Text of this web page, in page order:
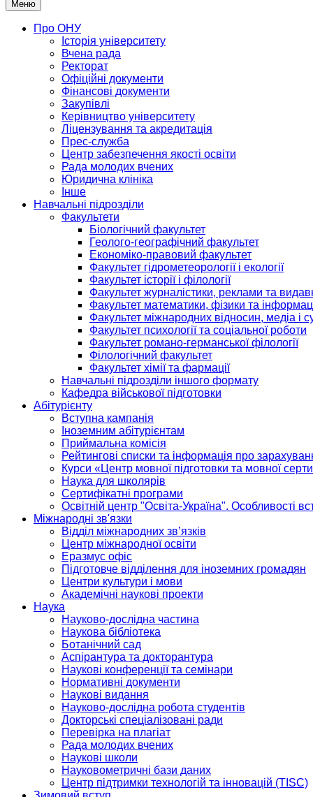
Меню
Про ОНУ
Історія університету
Вчена рада
Ректорат
Офіційні документи
Фінансові документи
Закупівлі
Керівництво університету
Ліцензування та акредитація
Прес-служба
Центр забезпечення якості освіти
Рада молодих вчених
Юридична клініка
Інше
Навчальні підрозділи
Факультети
Біологічний факультет
Геолого-географічний факультет
Економіко-правовий факультет
Факультет гідрометеорології і екології
Факультет історії і філології
Факультет журналістики, реклами та
Факультет математики, фізики та
Факультет міжнародних відносин, медіа і
Факультет психології та соціальної роботи
Факультет романо-германської філології
Філологічний факультет
Факультет хімії та фармації
Навчальні підрозділи іншого формату
Кафедра військової підготовки
Абітурієнту
Вступна кампанія
Іноземним абітурієнтам
Приймальна комісія
Рейтингові списки та інформація про
Курси «Центр мовної підготовки та мовної
Наука для школярів
Сертифікатні програми
Освітній центр "Освіта-Україна". Особливості
Міжнародні зв'язки
Відділ міжнародних зв’язків
Центр міжнародної освіти
Еразмус офіс
Підготовче відділення для іноземних громадян
Центри культури і мови
Академічні наукові проекти
Наука
Науково-дослідна частина
Наукова бібліотека
Ботанічний сад
Аспірантура та докторантура
Наукові конференції та семінари
Нормативні документи
Наукові видання
Науково-дослідна робота студентів
Докторські спеціалізовані ради
Перевірка на плагіат
Рада молодих вчених
Наукові школи
Науковометричні бази даних
Центр підтримки технологій та інновацій (TISC)